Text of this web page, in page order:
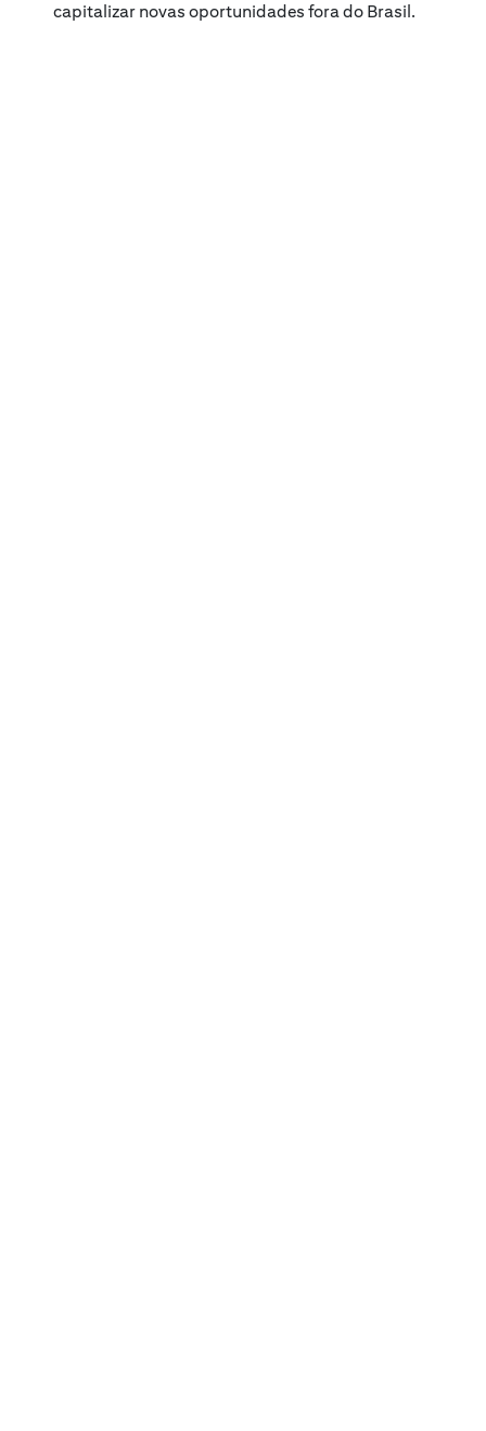
capitalizar novas oportunidades fora do Brasil.